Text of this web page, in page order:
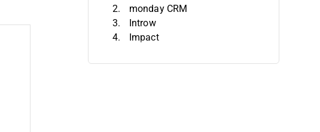
monday CRM
Introw
Impact
Tracknow